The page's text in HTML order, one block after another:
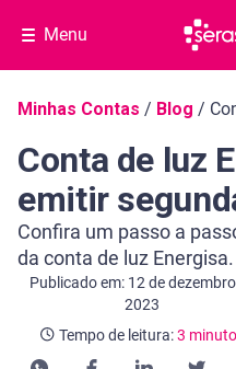
Menu
Navegação do blog
Minhas Contas / Blog /
Conta de luz
emitir
Confira um passo a
da conta de luz Energisa.
Publicado em: 12 de
2023
Categoria Minhas Contas
Tempo de leitura:3
Tempo de leitura: 3 minutos